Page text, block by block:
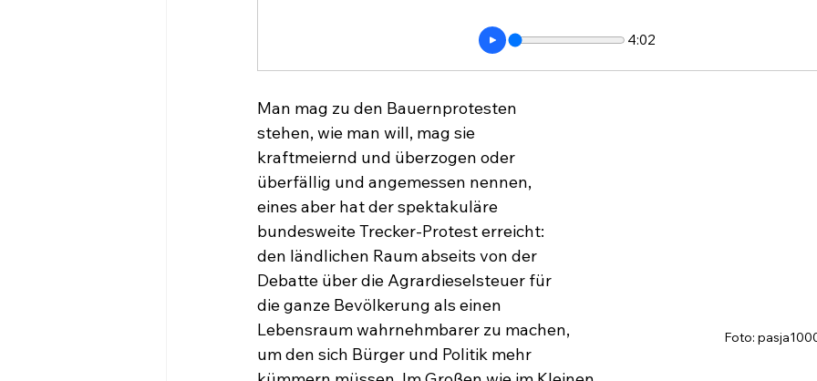
4:02
Foto:
Man mag zu den Bauernprotesten
stehen, wie man will, mag sie
kraftmeiernd und überzogen oder
überfällig und angemessen nennen,
eines aber hat der spektakuläre
bundesweite Trecker-Protest erreicht:
den ländlichen Raum abseits von der
Debatte über die Agrardieselsteuer für
die ganze Bevölkerung als einen
Lebensraum wahrnehmbarer zu machen,
um den sich Bürger und Politik mehr